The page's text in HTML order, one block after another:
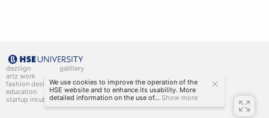
deziiign
artz work
fashion deziiign
education
startup incubator
gallllery
kiiids.art
We use cookies to improve the operation of the
HSE website and to enhance its usability. More
detailed information on the use of... Show more